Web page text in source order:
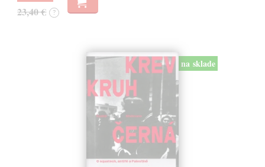
23,40 € ?
na sklade